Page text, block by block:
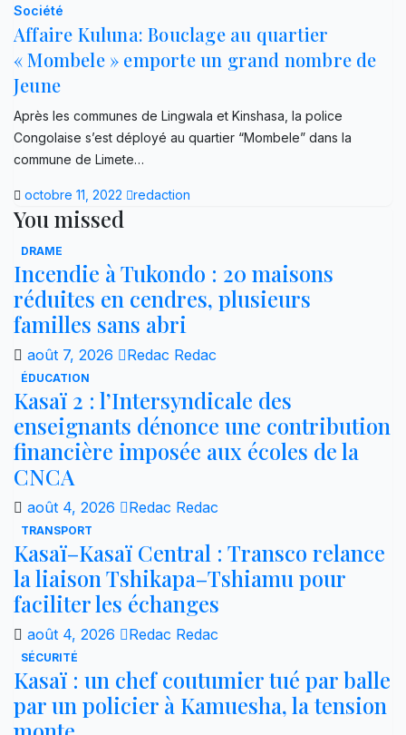
Société
Affaire Kuluna: Bouclage au quartier
« Mombele » emporte un grand nombre de
Jeune
Après les communes de Lingwala et Kinshasa, la police
Congolaise s’est déployé au quartier “Mombele” dans la
commune de Limete…
octobre 11, 2022 redaction
You missed
DRAME
Incendie à Tukondo : 20 maisons
réduites en cendres, plusieurs
familles sans abri
août 7, 2026 Redac Redac
ÉDUCATION
Kasaï 2 : l’Intersyndicale des
enseignants dénonce une contribution
financière imposée aux écoles de la
CNCA
août 4, 2026 Redac Redac
TRANSPORT
Kasaï–Kasaï Central : Transco relance
la liaison Tshikapa–Tshiamu pour
faciliter les échanges
août 4, 2026 Redac Redac
SÉCURITÉ
Kasaï : un chef coutumier tué par balle
par un policier à Kamuesha, la tension